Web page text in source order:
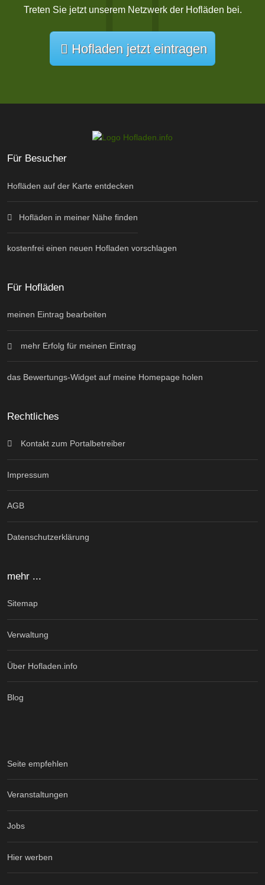
Treten Sie jetzt unserem Netzwerk der Hofläden bei.
Hofladen jetzt eintragen
Für Besucher
Hofläden auf der Karte entdecken
Hofläden in meiner Nähe finden
kostenfrei einen neuen Hofladen vorschlagen
Für Hofläden
meinen Eintrag bearbeiten
mehr Erfolg für meinen Eintrag
das Bewertungs-Widget auf meine Homepage holen
Rechtliches
Kontakt zum Portalbetreiber
Impressum
AGB
Datenschutzerklärung
mehr ...
Sitemap
Verwaltung
Über Hofladen.info
Blog
Seite empfehlen
Veranstaltungen
Jobs
Hier werben